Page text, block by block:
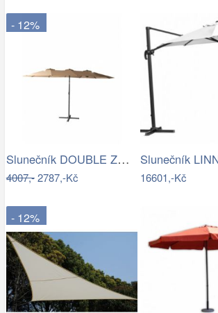
- 12%
Slunečník DOUBLE ZWU-307 ROJAPLAST
4007,-2787,-Kč
Slunečník
16601,-Kč
- 12%